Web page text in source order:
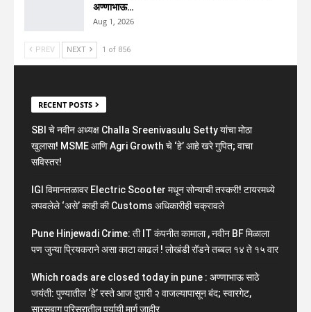
अण्णाभाऊ…
Aug 1, 2026
PREV NEXT 1 of 856
RECENT POSTS
SBI चे नवीन अध्यक्ष Challa Sreenivasulu Setty यांचा मोठा
खुलासा! MSME आणि Agri Growth चे ‘हे’ आहे खरे गुपित; वाचा
सविस्तर!
IGI विमानतळावर Electric Scooter मधून सोन्याची तस्करी! टायरमध्ये
लपवलेले ‘असे’ काही की Customs अधिकारीही चक्रावले
Pune Hinjewadi Crime: ती IT कंपनीत कामाला , नवीन BF मिळाला
पण जुन्या प्रियकराने असा काटा काढलं ! लोखंडी रॉडने तब्बल १४ ते १५ वार
Which roads are closed today in pune : अण्णाभाऊ साठे
जयंती: पुण्यातील ‘हे’ रस्ते आज दुपारी २ वाजल्यापासून बंद; स्वारगेट,
सारसबाग परिसरातील पर्यायी मार्ग जाहीर